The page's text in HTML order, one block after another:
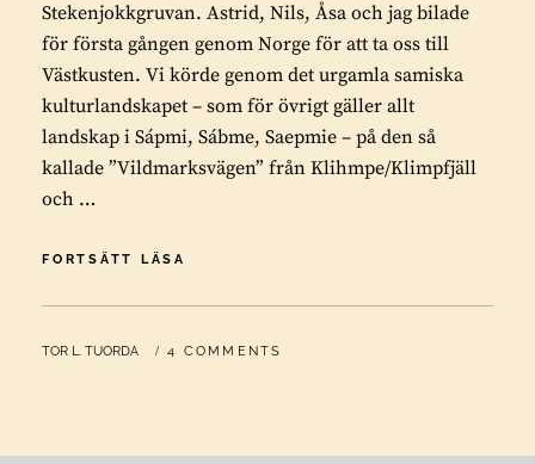
Stekenjokkgruvan. Astrid, Nils, Åsa och jag bilade
för första gången genom Norge för att ta oss till
Västkusten. Vi körde genom det urgamla samiska
kulturlandskapet – som för övrigt gäller allt
landskap i Sápmi, Sábme, Saepmie – på den så
kallade ”Vildmarksvägen” från Klihmpe/Klimpfjäll
och …
FORTSÄTT LÄSA
BY
TOR L. TUORDA 4 COMMENTS